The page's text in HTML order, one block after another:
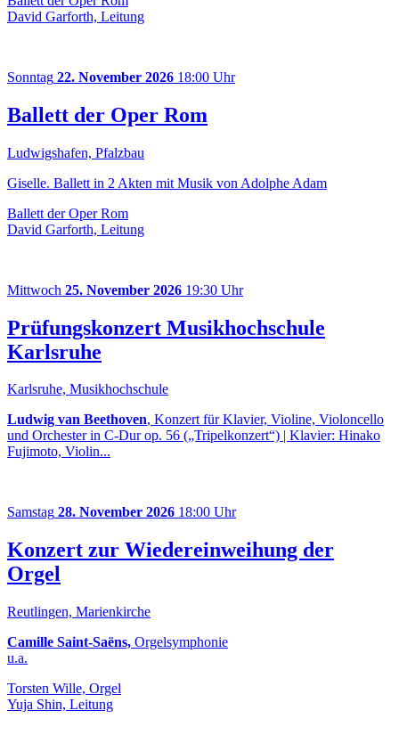
David Garforth, Leitung
Sonntag 22. November 2026 18:00 Uhr
Ballett der Oper Rom
Ludwigshafen, Pfalzbau
Giselle. Ballett in 2 Akten mit Musik von Adolphe Adam
Ballett der Oper Rom
David Garforth, Leitung
Mittwoch 25. November 2026 19:30 Uhr
Prüfungskonzert Musikhochschule
Karlsruhe
Karlsruhe, Musikhochschule
Ludwig van Beethoven, Konzert für Klavier, Violine, Violoncello
und Orchester in C-Dur op. 56 („Tripelkonzert“) | Klavier: Hinako
Fujimoto, Violin...
Samstag 28. November 2026 18:00 Uhr
Konzert zur Wiedereinweihung der
Orgel
Reutlingen, Marienkirche
Camille Saint-Saëns, Orgelsymphonie
u.a.
Torsten Wille, Orgel
Yuja Shin, Leitung